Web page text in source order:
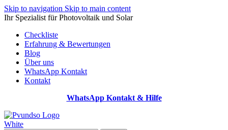
Skip to navigation Skip to main content
Ihr Spezialist für Photovoltaik und Solar
Checkliste
Erfahrung & Bewertungen
Blog
Über uns
WhatsApp Kontakt
Kontakt
WhatsApp Kontakt & Hilfe